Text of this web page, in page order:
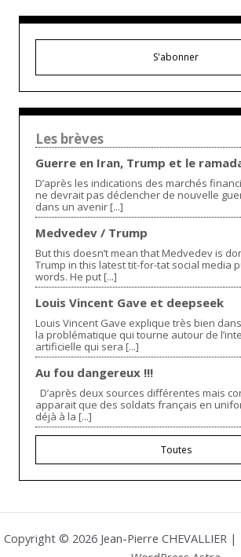
S'abonner
Les brèves
Guerre en Iran, Trump et le
D’après les indications des marchés
ne devrait pas déclencher de nouvelle
dans un avenir [...]
Medvedev / Trump
But this doesn’t mean that Medvedev is
Trump in this latest tit-for-tat social media
words. He put [...]
Louis Vincent Gave et deepseek
Louis Vincent Gave explique très bien
la problématique qui tourne autour de
artificielle qui sera [...]
Au fou dangereux !!!
D’après deux sources différentes mais
apparait que des soldats français en
déjà à la [...]
Toutes
Copyright © 2026 Jean-Pierre CHEVALLIER